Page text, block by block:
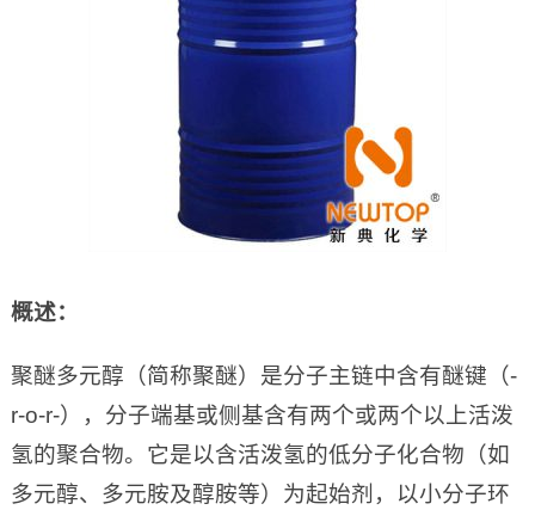
概述：
聚醚多元醇（简称聚醚）是分子主链中含有醚键（-
r-o-r-），分子端基或侧基含有两个或两个以上活泼
氢的聚合物。它是以含活泼氢的低分子化合物（如
多元醇、多元胺及醇胺等）为起始剂，以小分子环